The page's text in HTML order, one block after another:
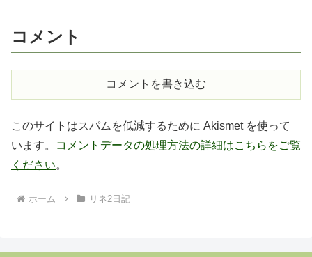
コメント
コメントを書き込む
このサイトはスパムを低減するために Akismet を使って
います。
コメントデータの処理方法の詳細はこちらをご覧
ください。
ホーム リネ2日記